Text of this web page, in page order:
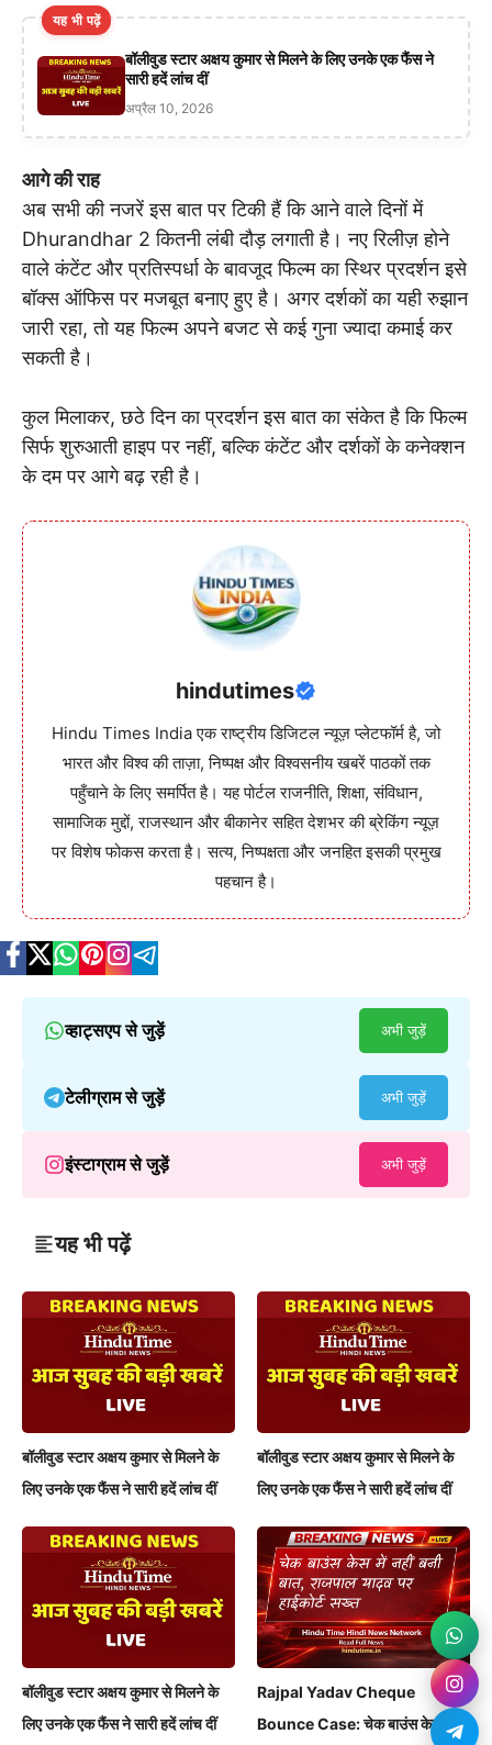
यह भी पढ़ें
बॉलीवुड स्टार अक्षय कुमार से मिलने के लिए उनके एक फैंस ने
सारी हदें लांच दीं
अप्रैल 10, 2026
आगे की राह
अब सभी की नजरें इस बात पर टिकी हैं कि आने वाले दिनों में
Dhurandhar 2 कितनी लंबी दौड़ लगाती है। नए रिलीज़ होने
वाले कंटेंट और प्रतिस्पर्धा के बावजूद फिल्म का स्थिर प्रदर्शन इसे
बॉक्स ऑफिस पर मजबूत बनाए हुए है। अगर दर्शकों का यही रुझान
जारी रहा, तो यह फिल्म अपने बजट से कई गुना ज्यादा कमाई कर
सकती है।
कुल मिलाकर, छठे दिन का प्रदर्शन इस बात का संकेत है कि फिल्म
सिर्फ शुरुआती हाइप पर नहीं, बल्कि कंटेंट और दर्शकों के कनेक्शन
के दम पर आगे बढ़ रही है।
hindutimes
Hindu Times India एक राष्ट्रीय डिजिटल न्यूज़ प्लेटफॉर्म है, जो
भारत और विश्व की ताज़ा, निष्पक्ष और विश्वसनीय खबरें पाठकों तक
पहुँचाने के लिए समर्पित है। यह पोर्टल राजनीति, शिक्षा, संविधान,
सामाजिक मुद्दों, राजस्थान और बीकानेर सहित देशभर की ब्रेकिंग न्यूज़
पर विशेष फोकस करता है। सत्य, निष्पक्षता और जनहित इसकी प्रमुख
पहचान है।
व्हाट्सएप से जुड़ें अभी जुड़ें
टेलीग्राम से जुड़ें अभी जुड़ें
इंस्टाग्राम से जुड़ें अभी जुड़ें
यह भी पढ़ें
बॉलीवुड स्टार अक्षय कुमार से मिलने के
लिए उनके एक फैंस ने सारी हदें लांच दीं
बॉलीवुड स्टार अक्षय कुमार से मिलने के
लिए उनके एक फैंस ने सारी हदें लांच दीं
बॉलीवुड स्टार अक्षय कुमार से मिलने के
लिए उनके एक फैंस ने सारी हदें लांच दीं
Rajpal Yadav Cheque
Bounce Case: चेक बाउंस केस में